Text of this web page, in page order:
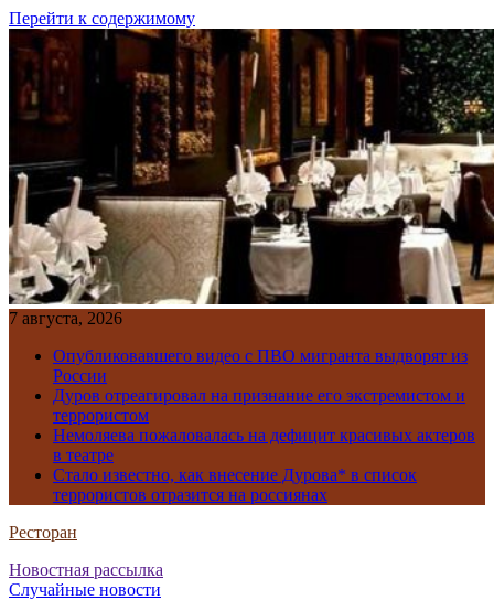
Перейти к содержимому
7 августа, 2026
Опубликовавшего видео с ПВО мигранта выдворят из
России
Дуров отреагировал на признание его экстремистом и
террористом
Немоляева пожаловалась на дефицит красивых актеров
в театре
Стало известно, как внесение Дурова* в список
террористов отразится на россиянах
Ресторан
Новостная рассылка
Случайные новости